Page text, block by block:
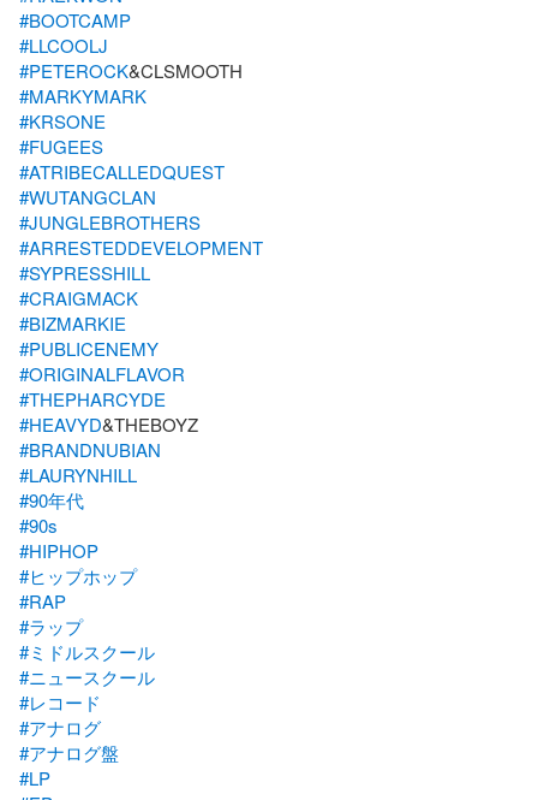
#BOOTCAMP
#LLCOOLJ
#PETEROCK
#MARKYMARK
#KRSONE
#FUGEES
#ATRIBECALLEDQUEST
#WUTANGCLAN
#JUNGLEBROTHERS
#ARRESTEDDEVELOPMENT
#SYPRESSHILL
#CRAIGMACK
#BIZMARKIE
#PUBLICENEMY
#ORIGINALFLAVOR
#THEPHARCYDE
#HEAVYD
#BRANDNUBIAN
#LAURYNHILL
#90年代
#90s
#HIPHOP
#ヒップホップ
#RAP
#ラップ
#ミドルスクール
#ニュースクール
#レコード
#アナログ
#アナログ盤
#LP